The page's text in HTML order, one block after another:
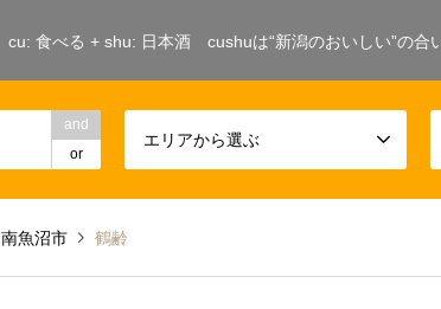
cu: 食べる + shu: 日本酒 cushuは“新潟のおいしい”の合
and
or
エリアから選ぶ
南魚沼市 鶴齢